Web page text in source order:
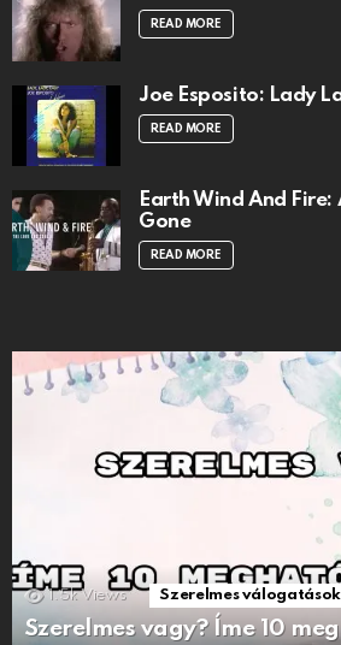
READ MORE
Joe Esposito: Lady
READ MORE
Earth Wind And
Gone
READ MORE
1.5k Views Szerelmes válogatások
Szerelmes vagy? Íme 10